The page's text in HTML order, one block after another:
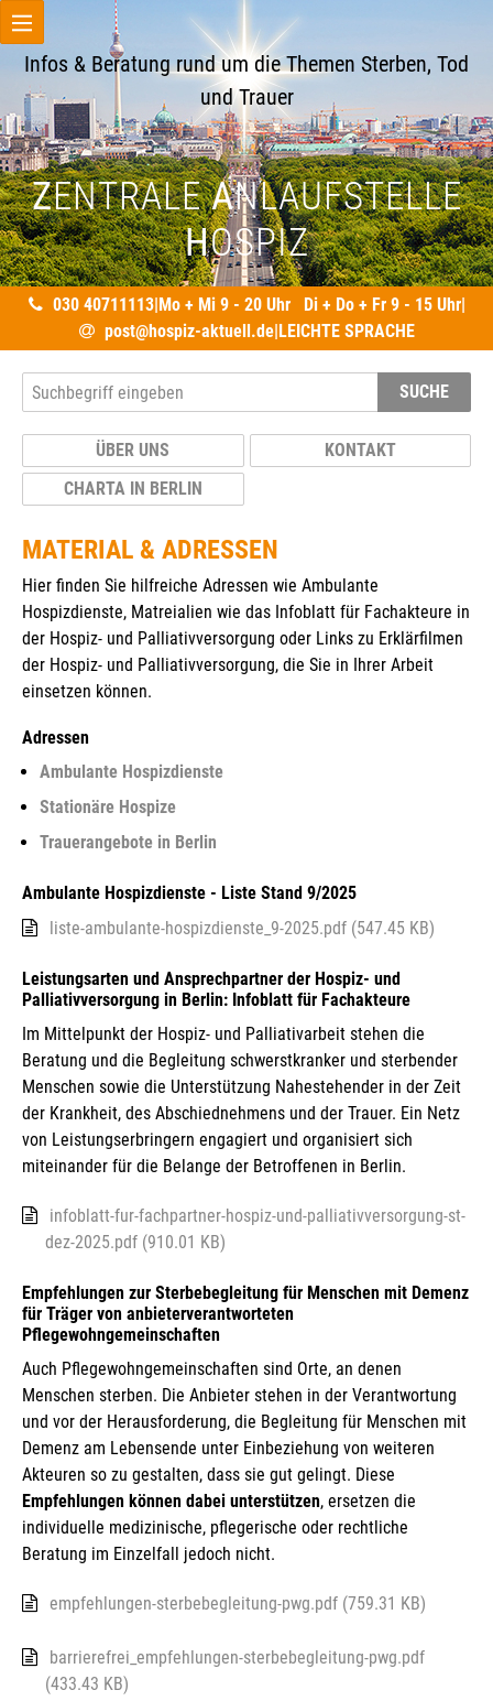
Infos & Beratung rund um die Themen Sterben, Tod
und Trauer
ZENTRALEANLAUFSTELLE
HOSPIZ
030 40711113|Mo + Mi 9 - 20 Uhr Di + Do + Fr 9 - 15 Uhr|
post@hospiz-aktuell.de|LEICHTE SPRACHE
ÜBER UNS
KONTAKT
CHARTA IN BERLIN
SUCHE
MATERIAL & ADRESSEN
Hier finden Sie hilfreiche Adressen wie Ambulante
Hospizdienste, Matreialien wie das Infoblatt für Fachakteure in
der Hospiz- und Palliativversorgung oder Links zu Erklärfilmen
der Hospiz- und Palliativversorgung, die Sie in Ihrer Arbeit
einsetzen können.
Adressen
Ambulante Hospizdienste
Stationäre Hospize
Trauerangebote in Berlin
Ambulante Hospizdienste - Liste Stand 9/2025
liste-ambulante-hospizdienste_9-2025.pdf (547.45 KB)
Leistungsarten und Ansprechpartner der Hospiz- und
Palliativversorgung in Berlin: Infoblatt für Fachakteure
Im Mittelpunkt der Hospiz- und Palliativarbeit stehen die
Beratung und die Begleitung schwerstkranker und sterbender
Menschen sowie die Unterstützung Nahestehender in der Zeit
der Krankheit, des Abschiednehmens und der Trauer. Ein Netz
von Leistungserbringern engagiert und organisiert sich
miteinander für die Belange der Betroffenen in Berlin.
infoblatt-fur-fachpartner-hospiz-und-palliativversorgung-st-
dez-2025.pdf (910.01 KB)
Empfehlungen zur Sterbebegleitung für Menschen mit Demenz
für Träger von anbieterverantworteten
Pflegewohngemeinschaften
Auch Pflegewohngemeinschaften sind Orte, an denen
Menschen sterben. Die Anbieter stehen in der Verantwortung
und vor der Herausforderung, die Begleitung für Menschen mit
Demenz am Lebensende unter Einbeziehung von weiteren
Akteuren so zu gestalten, dass sie gut gelingt. Diese
Empfehlungen können dabei unterstützen, ersetzen die
individuelle medizinische, pflegerische oder rechtliche
Beratung im Einzelfall jedoch nicht.
empfehlungen-sterbebegleitung-pwg.pdf (759.31 KB)
barrierefrei_empfehlungen-sterbebegleitung-pwg.pdf
(433.43 KB)